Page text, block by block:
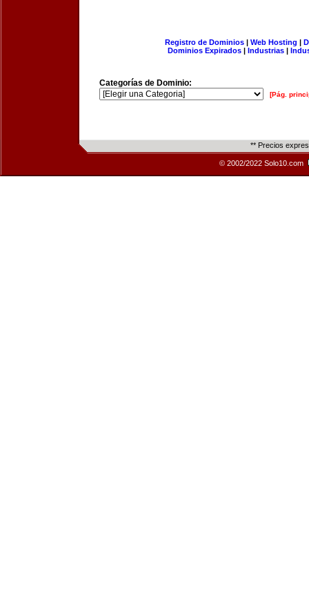
Registro de Dominios| Web Hosting |
Dominios Expirados | Industrias |
Categorías de Dominio:
[Pág.
** Precios
© 2002/2022 Solo10.com